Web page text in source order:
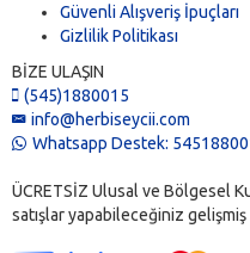
Güvenli Alışveriş İpuçları
Gizlilik Politikası
BİZE ULAŞIN
(545)1880015
info@herbiseycii.com
Whatsapp Destek:
ÜCRETSİZ Ulusal ve Bölgesel
satışlar yapabileceğiniz gelişmiş